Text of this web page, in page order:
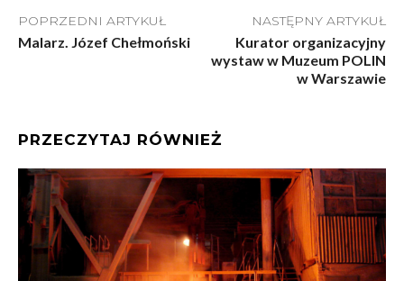
POPRZEDNI ARTYKUŁ
Malarz. Józef Chełmoński
NASTĘPNY ARTYKUŁ
Kurator organizacyjny
wystaw w Muzeum POLIN
w Warszawie
PRZECZYTAJ RÓWNIEŻ